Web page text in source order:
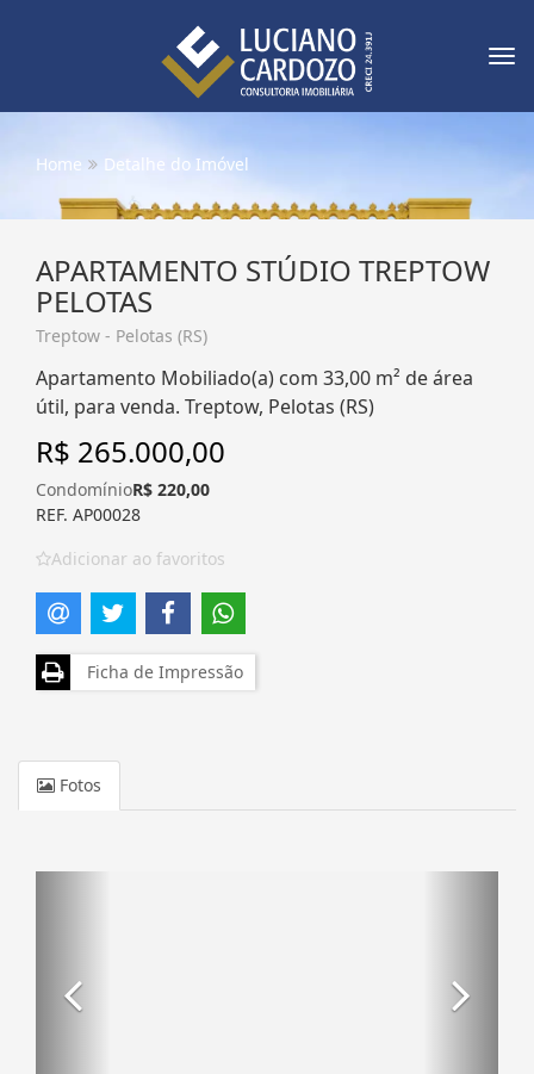
Home Detalhe do Imóvel
APARTAMENTO STÚDIO TREPTOW
PELOTAS
Treptow - Pelotas (RS)
Apartamento Mobiliado(a) com 33,00 m² de área
útil, para venda. Treptow, Pelotas (RS)
R$ 265.000,00
CondomínioR$ 220,00
REF. AP00028
Adicionar ao favoritos
Ficha de Impressão
Fotos